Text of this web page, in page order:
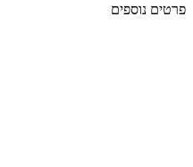
פרטים נוספים